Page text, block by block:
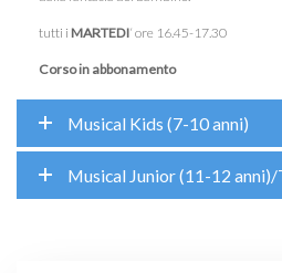
tutti i MARTEDI‘ ore 16.45-17.30
Corso in abbonamento
Musical Kids (7-10 anni)
Musical Junior (11-12 anni)/